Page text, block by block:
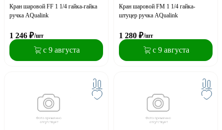
Кран шаровой FF 1 1/4 гайка-гайка
ручка AQualink
1 246 ₽/шт
с 9 августа
Кран шаровой FM 1 1/4 гайка-
штуцер ручка AQualink
1 280 ₽/шт
с 9 августа